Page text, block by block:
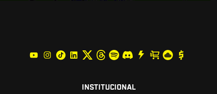
INSTITUCIONAL